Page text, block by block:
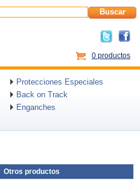
Buscar
0 productos
Protecciones Especiales
Back on Track
Enganches
Otros productos